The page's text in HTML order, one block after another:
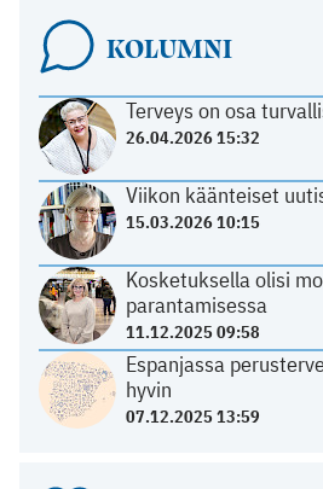
KOLUMNI
Terveys on osa
26.04.2026 15:32
Viikon käänteiset
15.03.2026 10:15
Kosketuksella olisi
parantamisessa
11.12.2025 09:58
Espanjassa
hyvin
07.12.2025 13:59